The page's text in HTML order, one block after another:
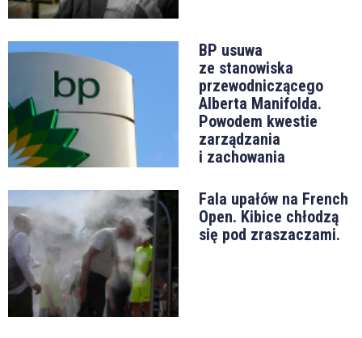
BP usuwa
ze stanowiska
przewodniczącego
Alberta Manifolda.
Powodem kwestie
zarządzania
i zachowania
Fala upałów na French
Open. Kibice chłodzą
się pod zraszaczami.